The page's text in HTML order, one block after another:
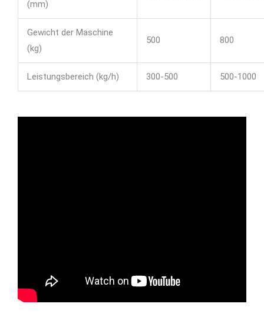
(mm)
Gewicht der Maschine
(kg)
500 800
Leistungsbereich (kg/h) 300-500 500-1000